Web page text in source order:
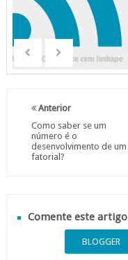
Anterior
Como saber se um
número é o
desenvolvimento de um
fatorial?
Comente este artigo
BLOGGER